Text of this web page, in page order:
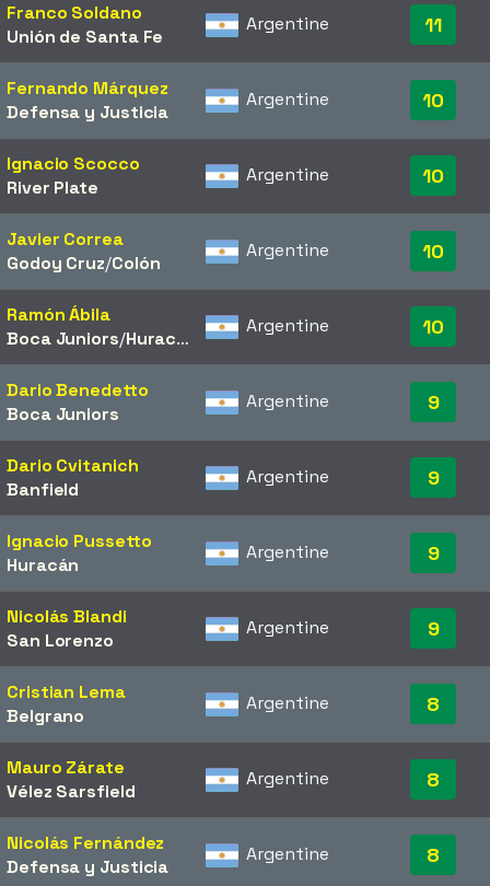
Franco Soldano
Unión de Santa Fe
Argentine 11
Fernando Márquez
Defensa y Justicia
Argentine 10
Ignacio Scocco
River Plate
Argentine 10
Javier Correa
Godoy Cruz/​Colón
Argentine 10
Ramón Ábila
Boca Juniors/​Huracán
Argentine 10
Dario Benedetto
Boca Juniors
Argentine 9
Dario Cvitanich
Banfield
Argentine 9
Ignacio Pussetto
Huracán
Argentine 9
Nicolás Blandi
San Lorenzo
Argentine 9
Cristian Lema
Belgrano
Argentine 8
Mauro Zárate
Vélez Sarsfield
Argentine 8
Nicolás Fernández
Defensa y Justicia
Argentine 8